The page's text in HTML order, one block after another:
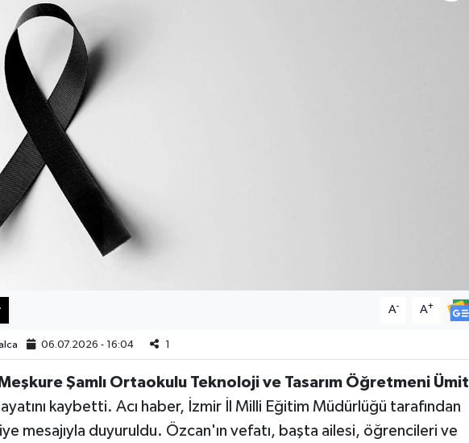
A- A+
06.07.2026 - 16:04 1
Şamlı Ortaokulu Teknoloji ve Tasarım Öğretmeni Ümit
kaybetti. Acı haber, İzmir İl Milli Eğitim Müdürlüğü tarafından
mesajıyla duyuruldu. Özcan'ın vefatı, başta ailesi, öğrencileri ve